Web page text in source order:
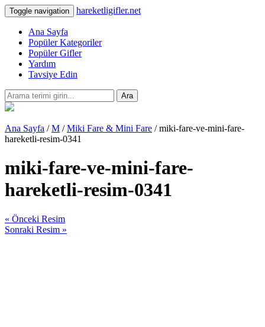
Toggle navigation hareketligifler.net
Ana Sayfa
Popüler Kategoriler
Popüler Gifler
Yardım
Tavsiye Edin
Ara
Ana Sayfa /M /Miki Fare & Mini Fare / miki-fare-ve-mini-fare-
hareketli-resim-0341
miki-fare-ve-mini-fare-
hareketli-resim-0341
« Önceki Resim
Sonraki Resim »